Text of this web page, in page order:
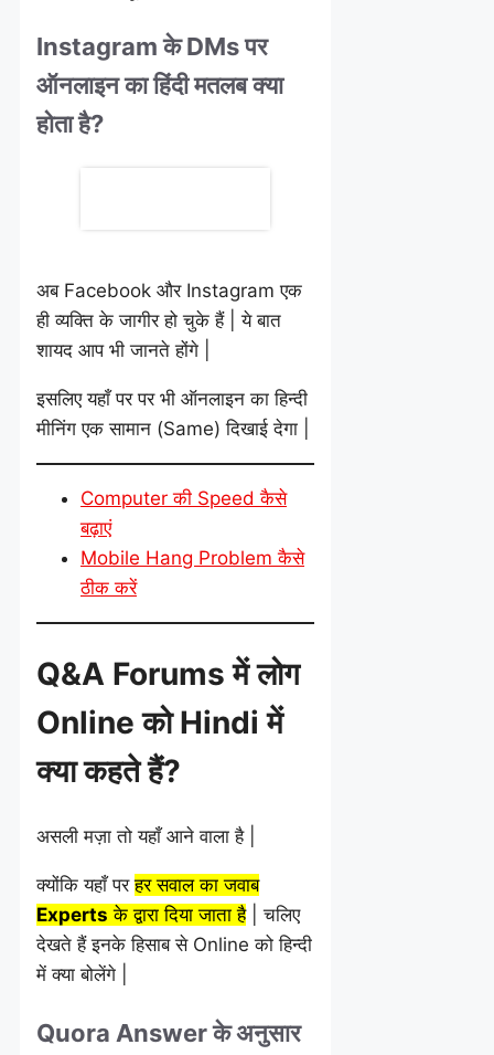
Instagram के DMs पर
ऑनलाइन का हिंदी मतलब क्या
होता है?
अब Facebook और Instagram एक
ही व्यक्ति के जागीर हो चुके हैं | ये बात
शायद आप भी जानते होंगे |
इसलिए यहाँ पर पर भी ऑनलाइन का हिन्दी
मीनिंग एक सामान (Same) दिखाई देगा |
Computer की Speed कैसे
बढ़ाएं
Mobile Hang Problem कैसे
ठीक करें
Q&A Forums में लोग
Online को Hindi में
क्या कहते हैं?
असली मज़ा तो यहाँ आने वाला है |
क्योंकि यहाँ परहर सवाल का जवाब
Experts के द्वारा दिया जाता है| चलिए
देखते हैं इनके हिसाब से Online को हिन्दी
में क्या बोलेंगे |
Quora Answer के अनुसार